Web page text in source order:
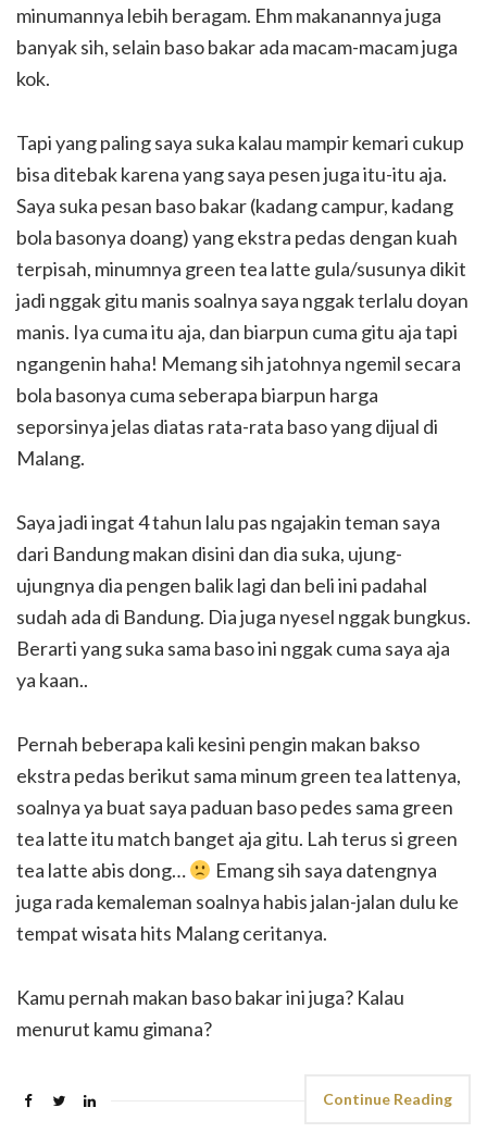
minumannya lebih beragam. Ehm makanannya juga
banyak sih, selain baso bakar ada macam-macam juga
kok.
Tapi yang paling saya suka kalau mampir kemari cukup
bisa ditebak karena yang saya pesen juga itu-itu aja.
Saya suka pesan baso bakar (kadang campur, kadang
bola basonya doang) yang ekstra pedas dengan kuah
terpisah, minumnya green tea latte gula/susunya dikit
jadi nggak gitu manis soalnya saya nggak terlalu doyan
manis. Iya cuma itu aja, dan biarpun cuma gitu aja tapi
ngangenin haha! Memang sih jatohnya ngemil secara
bola basonya cuma seberapa biarpun harga
seporsinya jelas diatas rata-rata baso yang dijual di
Malang.
Saya jadi ingat 4 tahun lalu pas ngajakin teman saya
dari Bandung makan disini dan dia suka, ujung-
ujungnya dia pengen balik lagi dan beli ini padahal
sudah ada di Bandung. Dia juga nyesel nggak bungkus.
Berarti yang suka sama baso ini nggak cuma saya aja
ya kaan..
Pernah beberapa kali kesini pengin makan bakso
ekstra pedas berikut sama minum green tea lattenya,
soalnya ya buat saya paduan baso pedes sama green
tea latte itu match banget aja gitu. Lah terus si green
tea latte abis dong…
Emang sih saya datengnya
juga rada kemaleman soalnya habis jalan-jalan dulu ke
tempat wisata hits Malang ceritanya.
Kamu pernah makan baso bakar ini juga? Kalau
menurut kamu gimana?
Continue Reading